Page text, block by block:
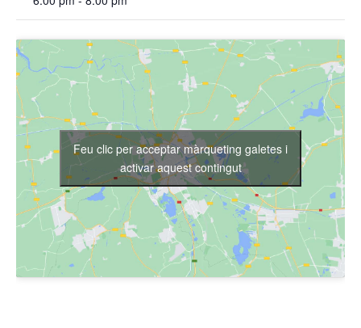
Feu clic per acceptar màrqueting galetes i
activar aquest contingut